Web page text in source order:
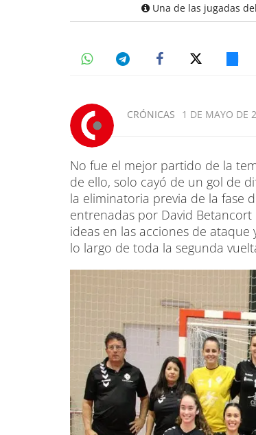
Una de las jugadas
CRÓNICAS 1 DE MAYO DE
No fue el mejor partido de la
de ello, solo cayó de un gol de
la eliminatoria previa de la fase
entrenadas por David
ideas en las acciones de
lo largo de toda la segunda